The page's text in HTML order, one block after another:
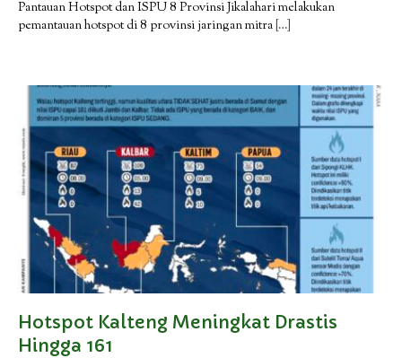
Pantauan Hotspot dan ISPU 8 Provinsi Jikalahari melakukan
pemantauan hotspot di 8 provinsi jaringan mitra […]
Hotspot Kalteng Meningkat Drastis
Hingga 161